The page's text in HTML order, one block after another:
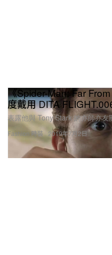
Fashion 時裝
《Spider-Man: Far
度戴用 DITA
表露他與 Tony Stark 的亦師亦友
2019年7月2日